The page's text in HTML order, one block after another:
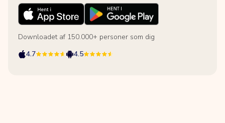
Downloadet af 150.000+ personer som dig
4.7
4.5